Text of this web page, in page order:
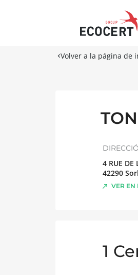
Volver a la página de
4 RUE DE
42290
VER EN
1